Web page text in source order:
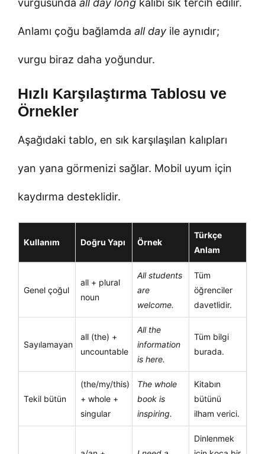
Anlamı çoğu bağlamda all day ile aynıdır;
vurgu biraz daha yoğundur.
Hızlı Karşılaştırma Tablosu ve
Örnekler
Aşağıdaki tablo, en sık karşılaşılan kalıpları
yan yana görmenizi sağlar. Mobil uyum için
kaydırma desteklidir.
Kullanım Doğru Yapı Örnek
Türkçe
Anlam
Genel çoğul
all + plural
noun
All students
are
welcome.
Tüm
öğrenciler
davetlidir.
Sayılamayan
all (the) +
uncountable
All the
information
is here.
Tüm bilgi
burada.
Tekil bütün
(the/my/this)
+ whole +
singular
The whole
book is
inspiring.
Kitabın
bütünü
ilham verici.
Dinlenmek